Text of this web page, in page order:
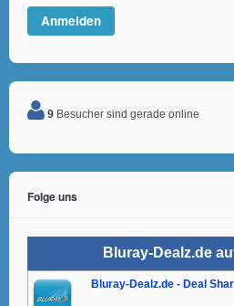
9 Besucher sind gerade online
Folge uns
Bluray-Dealz.de
Bluray-Dealz.de - Deal